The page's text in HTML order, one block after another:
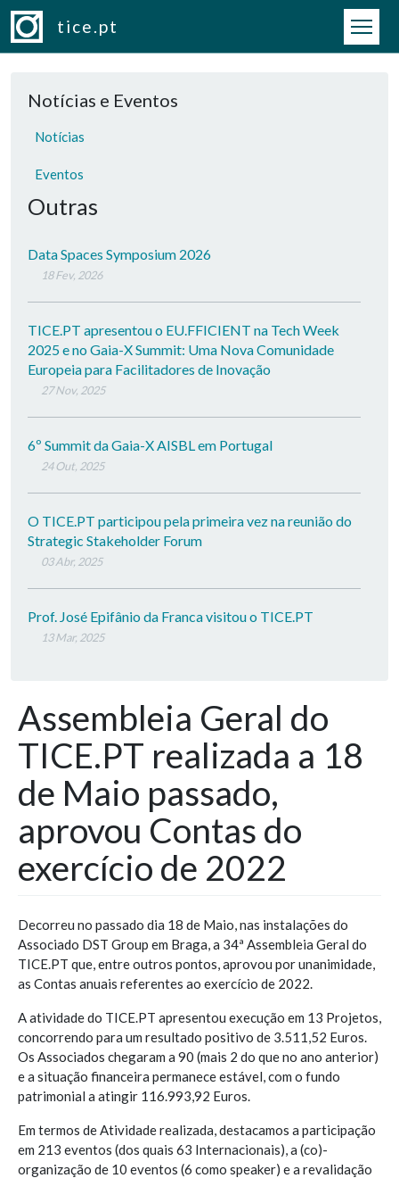
Passar para o conteúdo principal
tice.pt
Notícias e Eventos
Notícias
Eventos
Outras
Data Spaces Symposium 2026
18 Fev, 2026
TICE.PT apresentou o EU.FFICIENT na Tech Week
2025 e no Gaia-X Summit: Uma Nova Comunidade
Europeia para Facilitadores de Inovação
27 Nov, 2025
6º Summit da Gaia-X AISBL em Portugal
24 Out, 2025
O TICE.PT participou pela primeira vez na reunião do
Strategic Stakeholder Forum
03 Abr, 2025
Prof. José Epifânio da Franca visitou o TICE.PT
13 Mar, 2025
Assembleia Geral do
TICE.PT realizada a 18
de Maio passado,
aprovou Contas do
exercício de 2022
Decorreu no passado dia 18 de Maio, nas instalações do
Associado DST Group em Braga, a 34ª Assembleia Geral do
TICE.PT que, entre outros pontos, aprovou por unanimidade,
as Contas anuais referentes ao exercício de 2022.
A atividade do TICE.PT apresentou execução em 13 Projetos,
concorrendo para um resultado positivo de 3.511,52 Euros.
Os Associados chegaram a 90 (mais 2 do que no ano anterior)
e a situação financeira permanece estável, com o fundo
patrimonial a atingir 116.993,92 Euros.
Em termos de Atividade realizada, destacamos a participação
em 213 eventos (dos quais 63 Internacionais), a (co)-
organização de 10 eventos (6 como speaker) e a revalidação